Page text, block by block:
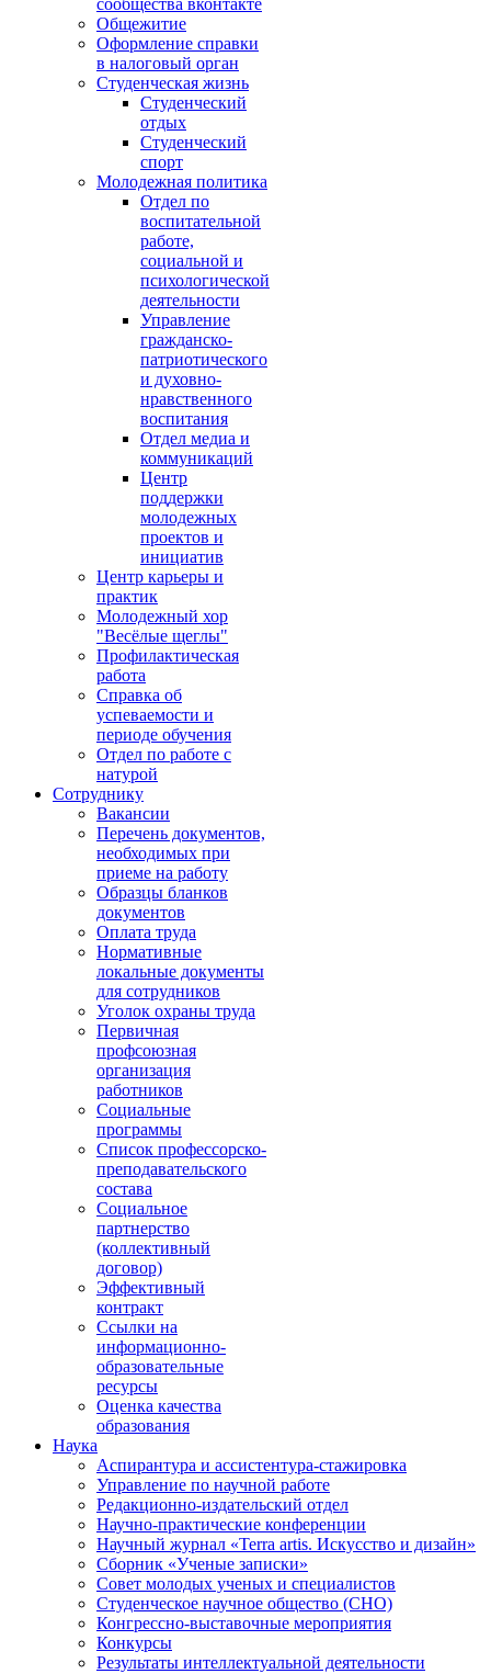
сообщества вконтакте
Общежитие
Оформление справки
в налоговый орган
Студенческая жизнь
Студенческий
отдых
Студенческий
спорт
Молодежная политика
Отдел по
воспитательной
работе,
социальной и
психологической
деятельности
Управление
гражданско-
патриотического
и духовно-
нравственного
воспитания
Отдел медиа и
коммуникаций
Центр
поддержки
молодежных
проектов и
инициатив
Центр карьеры и
практик
Молодежный хор
"Весёлые щеглы"
Профилактическая
работа
Справка об
успеваемости и
периоде обучения
Отдел по работе с
натурой
Сотруднику
Вакансии
Перечень документов,
необходимых при
приеме на работу
Образцы бланков
документов
Оплата труда
Нормативные
локальные документы
для сотрудников
Уголок охраны труда
Первичная
профсоюзная
организация
работников
Социальные
программы
Список профессорско-
преподавательского
состава
Социальное
партнерство
(коллективный
договор)
Эффективный
контракт
Ссылки на
информационно-
образовательные
ресурсы
Оценка качества
образования
Наука
Аспирантура и ассистентура-стажировка
Управление по научной работе
Редакционно-издательский отдел
Научно-практические конференции
Научный журнал «Terra artis. Искусство и дизайн»
Сборник «Ученые записки»
Совет молодых ученых и специалистов
Студенческое научное общество (СНО)
Конгрессно-выставочные мероприятия
Конкурсы
Результаты интеллектуальной деятельности